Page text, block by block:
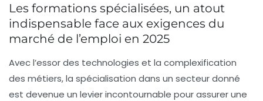
Les formations spécialisées, un atout
indispensable face aux exigences du
marché de l’emploi en 2025
Avec l’essor des technologies et la complexification
des métiers, la spécialisation dans un secteur donné
est devenue un levier incontournable pour assurer une